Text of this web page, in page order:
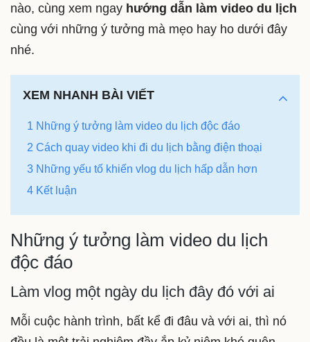
nào, cùng xem ngay hướng dẫn làm video du lịch
cùng với những ý tưởng mà mẹo hay ho dưới đây
nhé.
XEM NHANH BÀI VIẾT
1 Những ý tưởng làm video du lịch độc đáo
2 Cách quay video khi đi du lịch bằng điện thoại
3 Những yếu tố khiến vlog du lịch hấp dẫn hơn
4 Kết luận
Những ý tưởng làm video du lịch
độc đáo
Làm vlog một ngày du lịch đây đó với ai
Mỗi cuộc hành trình, bất kể đi đâu và với ai, thì nó